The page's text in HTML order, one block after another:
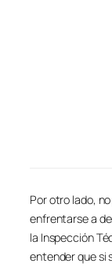
Por otro lado,
enfrentarse a
la Inspección
entender que si